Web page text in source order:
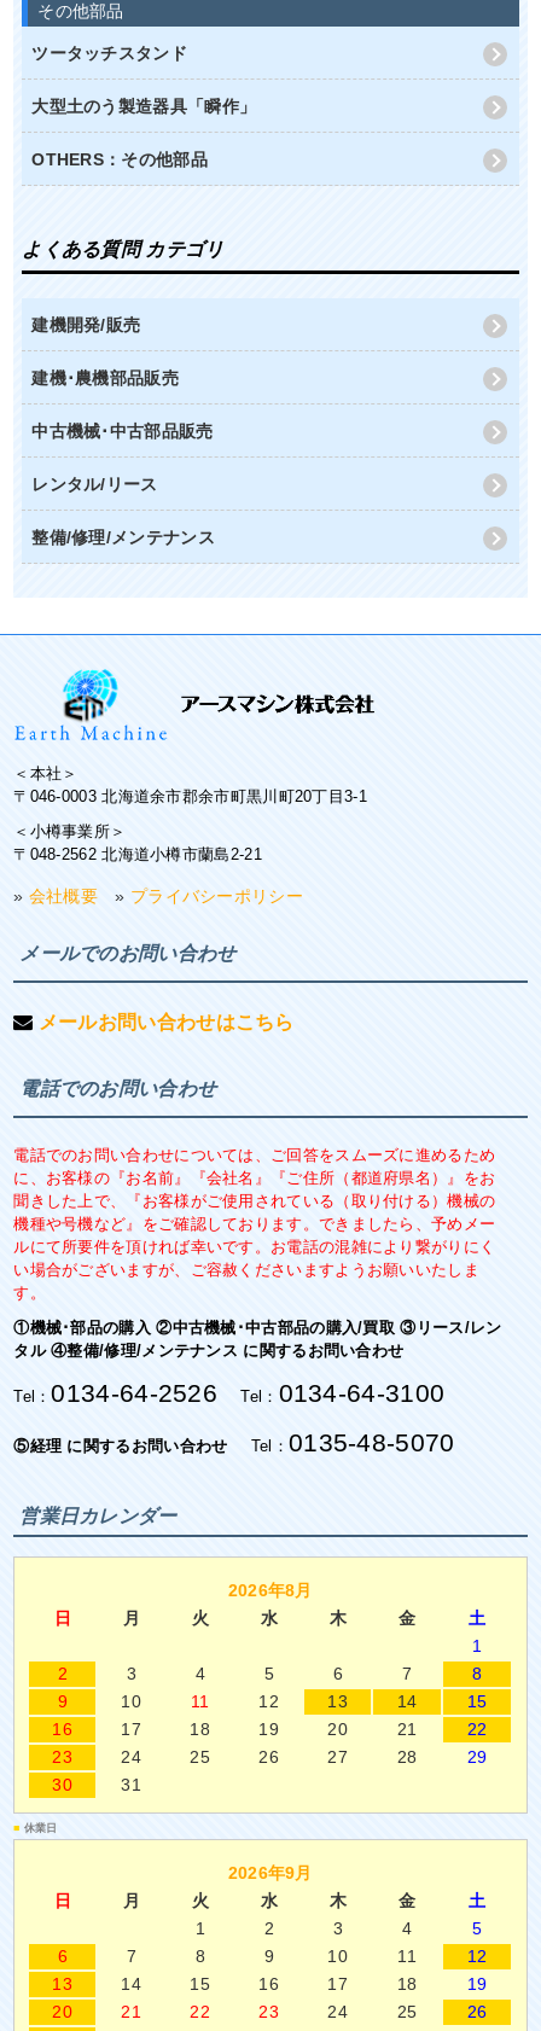
その他部品
ツータッチスタンド
大型土のう製造器具「瞬作」
OTHERS：その他部品
よくある質問 カテゴリ
建機開発/販売
建機･農機部品販売
中古機械･中古部品販売
レンタル/リース
整備/修理/メンテナンス
＜本社＞
〒046-0003 北海道余市郡余市町黒川町20丁目3-1
＜小樽事業所＞
〒048-2562 北海道小樽市蘭島2-21
» 会社概要 » プライバシーポリシー
メールでのお問い合わせ
メールお問い合わせはこちら
電話でのお問い合わせ
電話でのお問い合わせについては、ご回答をスムーズに進めるため
に、お客様の『お名前』『会社名』『ご住所（都道府県名）』をお
聞きした上で、『お客様がご使用されている（取り付ける）機械の
機種や号機など』をご確認しております。できましたら、予めメー
ルにて所要件を頂ければ幸いです。お電話の混雑により繋がりにく
い場合がございますが、ご容赦くださいますようお願いいたしま
す。
①機械･部品の購入 ②中古機械･中古部品の購入/買取 ③リース/レン
タル ④整備/修理/メンテナンス に関するお問い合わせ
Tel：0134-64-2526 Tel： 0134-64-3100
⑤経理 に関するお問い合わせ Tel： 0135-48-5070
営業日カレンダー
2026年8月
日
月 火 水 木 金
土
1
2
3 4 5 6 7
8
9
10 11 12 13 14
15
16
17 18 19 20 21
22
23
24 25 26 27 28
29
30
31
■ 休業日
2026年9月
日
月 火 水 木 金
土
1
2 3 4
5
6
7 8 9 10 11
12
13
14 15 16 17 18
19
20
21 22 23 24 25
26